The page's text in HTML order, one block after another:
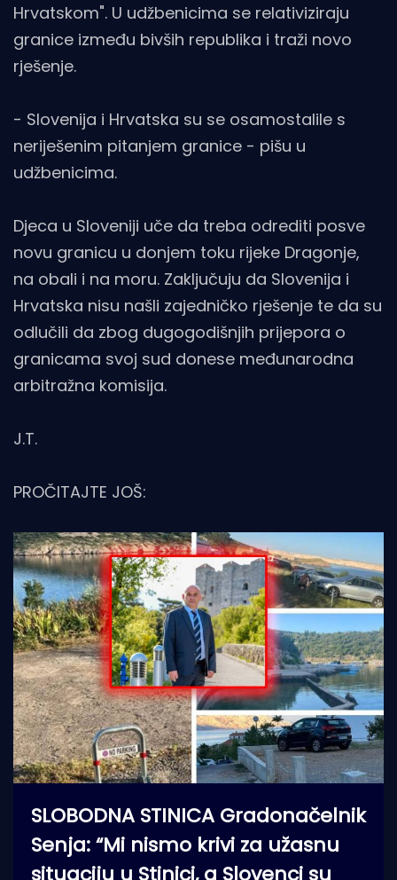
Hrvatskom". U udžbenicima se relativiziraju
granice između bivših republika i traži novo
rješenje.
- Slovenija i Hrvatska su se osamostalile s
neriješenim pitanjem granice - pišu u
udžbenicima.
Djeca u Sloveniji uče da treba odrediti posve
novu granicu u donjem toku rijeke Dragonje,
na obali i na moru. Zaključuju da Slovenija i
Hrvatska nisu našli zajedničko rješenje te da su
odlučili da zbog dugogodišnjih prijepora o
granicama svoj sud donese međunarodna
arbitražna komisija.
J.T.
PROČITAJTE JOŠ:
SLOBODNA STINICA Gradonačelnik
Senja: “Mi nismo krivi za užasnu
situaciju u Stinici, a Slovenci su